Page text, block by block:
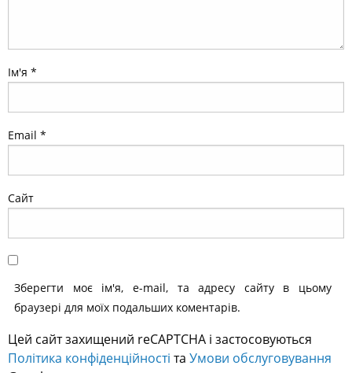
Email*
Сайт
Зберегти моє ім'я, e-mail, та адресу сайту в цьому
браузері для моїх подальших коментарів.
Цей сайт захищений reCAPTCHA і застосовуються
Політика конфіденційностітаУмови обслуговування